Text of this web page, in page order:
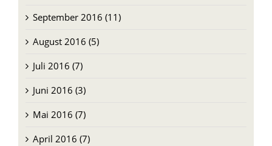
September 2016 (11)
August 2016 (5)
Juli 2016 (7)
Juni 2016 (3)
Mai 2016 (7)
April 2016 (7)